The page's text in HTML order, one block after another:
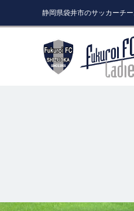
静岡県袋井市のサッカーチ